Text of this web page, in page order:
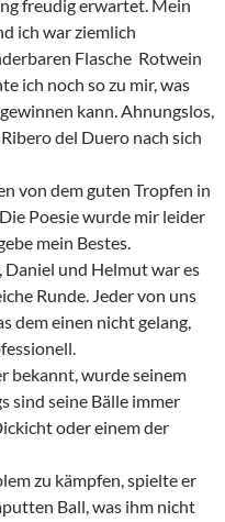
freudig erwartet. Mein
ich war ziemlich
Flasche Rotwein
ich noch so zu mir, was
kann. Ahnungslos,
del Duero nach sich
von dem guten Tropfen in
Poesie wurde mir leider
mein Bestes.
und Helmut war es
Runde. Jeder von uns
dem einen nicht gelang,
bekannt, wurde seinem
sind seine Bälle immer
oder einem der
zu kämpfen, spielte er
Ball, was ihm nicht